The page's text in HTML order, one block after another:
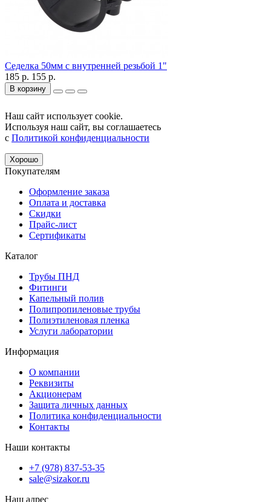
Седелка 50мм с внутренней резьбой 1"
185 р. 155 р.
В корзину
Наш сайт использует cookie.
Используя наш сайт, вы соглашаетесь
с Политикой конфиденциальности
Хорошо
Покупателям
Оформление заказа
Оплата и доставка
Скидки
Прайс-лист
Сертификаты
Каталог
Трубы ПНД
Фитинги
Капельный полив
Полипропиленовые трубы
Полиэтиленовая пленка
Услуги лаборатории
Информация
О компании
Реквизиты
Акционерам
Защита личных данных
Политика конфиденциальности
Контакты
Наши контакты
+7 (978) 837-53-35
sale@sizakor.ru
Наш адрес